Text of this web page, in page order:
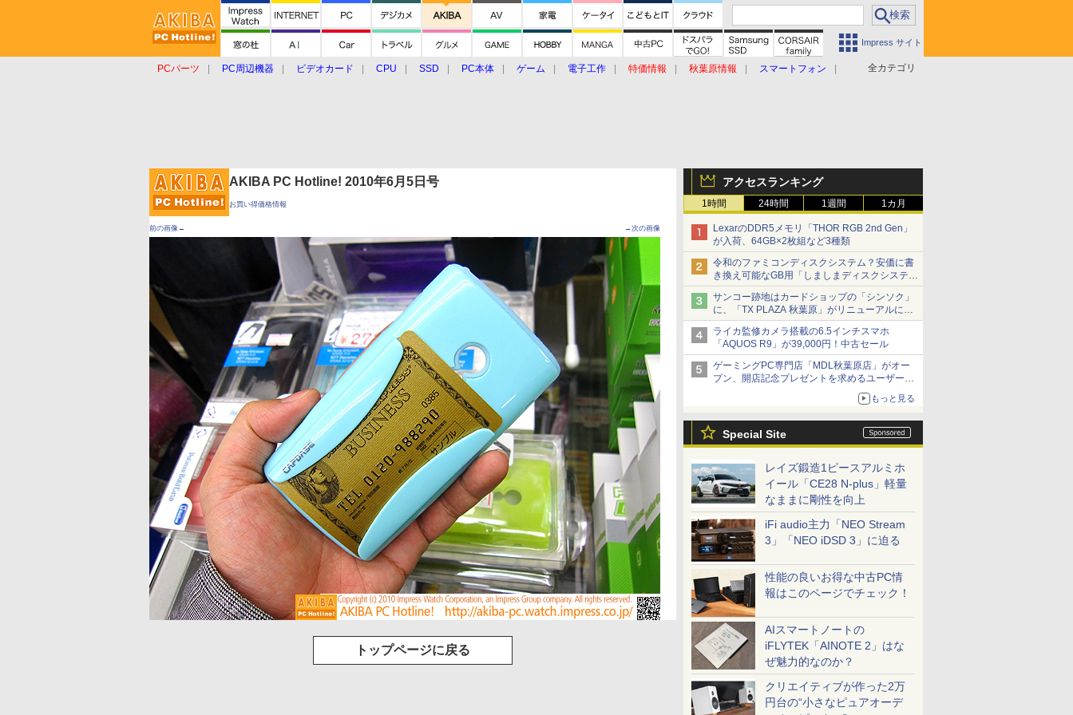
Impress サイト
全カテゴリ
PCパーツ PC周辺機器 ビデオカード CPU SSD PC本体 ゲーム 電子工作 特価情報 秋葉原情報
スマートフォン
アクセスランキング
1時間 24時間 1週間 1カ月
LexarのDDR5メモリ「THOR RGB 2nd Gen」
が入荷、64GB×2枚組など3種類
令和のファミコンディスクシステム？安価に書
き換え可能なGB用「しましまディスクシステ
ム」
サンコー跡地はカードショップの「シンソク」
に、「TX PLAZA 秋葉原」がリニューアルに伴
い一時休業、ジャンクのDDR2メモリが100円
で販売など～ 最近の秋葉原 ～
ライカ監修カメラ搭載の6.5インチスマホ
「AQUOS R9」が39,000円！中古セール
ゲーミングPC専門店「MDL秋葉原店」がオー
プン、開店記念プレゼントを求めるユーザーが
もっと見る
Special Site
レイズ鍛造1ピースアルミホ
イール「CE28 N-plus」軽量
なままに剛性を向上
iFi audio主力「NEO Stream
3」「NEO iDSD 3」に迫る
性能の良いお得な中古PC情
報はこのページでチェック！
AIスマートノートの
iFLYTEK「AINOTE 2」はな
ぜ魅力的なのか？
クリエイティブが作った2万
円台の“小さなピュアオーデ
AKIBA PC Hotline! 2010年6月5日号
お買い得価格情報
前の画像← →次の画像
トップページに戻る